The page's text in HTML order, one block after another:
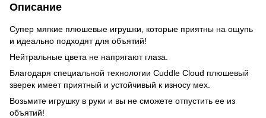
Описание
Супер мягкие плюшевые игрушки, которые приятны на ощупь
и идеально подходят для объятий!
Нейтральные цвета не напрягают глаза.
Благодаря специальной технологии Cuddle Cloud плюшевый
зверек имеет приятный и устойчивый к износу мех.
Возьмите игрушку в руки и вы не сможете отпустить ее из
объятий!